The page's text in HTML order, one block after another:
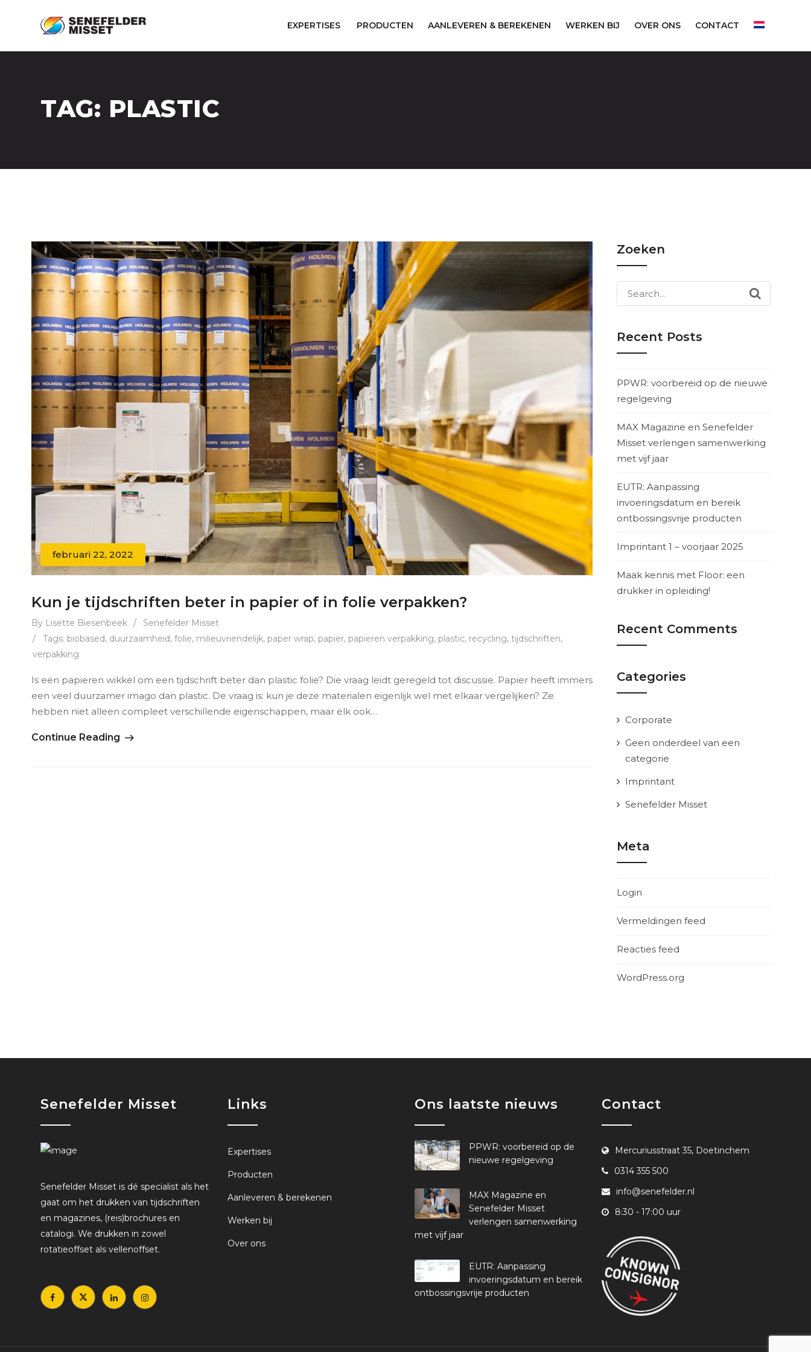
EXPERTISES PRODUCTEN AANLEVEREN & BEREKENEN WERKEN BIJ OVER ONS CONTACT
TAG: PLASTIC
februari 22, 2022
Kun je tijdschriften beter in papier of in folie verpakken?
By Lisette Biesenbeek /
Senefelder Misset
/
Tags: biobased, duurzaamheid, folie, milieuvriendelijk, paper wrap, papier, papieren verpakking, plastic, recycling, tijdschriften,
verpakking
Is een papieren wikkel om een tijdschrift beter dan plastic folie? Die vraag leidt geregeld tot discussie. Papier heeft immers
een veel duurzamer imago dan plastic. De vraag is: kun je deze materialen eigenlijk wel met elkaar vergelijken? Ze
hebben niet alleen compleet verschillende eigenschappen, maar elk ook…
Continue Reading
Zoeken
Search
for:
Recent Posts
PPWR: voorbereid op de nieuwe
regelgeving
MAX Magazine en Senefelder
Misset verlengen samenwerking
met vijf jaar
EUTR: Aanpassing
invoeringsdatum en bereik
ontbossingsvrije producten
Imprintant 1 – voorjaar 2025
Maak kennis met Floor: een
drukker in opleiding!
Recent Comments
Categories
Corporate
Geen onderdeel van een
categorie
Imprintant
Senefelder Misset
Meta
Login
Vermeldingen feed
Reacties feed
WordPress.org
Senefelder Misset
Senefelder Misset is dé specialist als het
gaat om het drukken van tijdschriften
en magazines, (reis)brochures en
catalogi. We drukken in zowel
rotatieoffset als vellenoffset.
Links
Expertises
Producten
Aanleveren & berekenen
Werken bij
Over ons
Ons laatste nieuws
PPWR: voorbereid op de
nieuwe regelgeving
MAX Magazine en
Senefelder Misset
verlengen samenwerking
met vijf jaar
EUTR: Aanpassing
invoeringsdatum en bereik
ontbossingsvrije producten
Contact
Mercuriusstraat 35, Doetinchem
0314 355 500
info@senefelder.nl
8:30 - 17:00 uur